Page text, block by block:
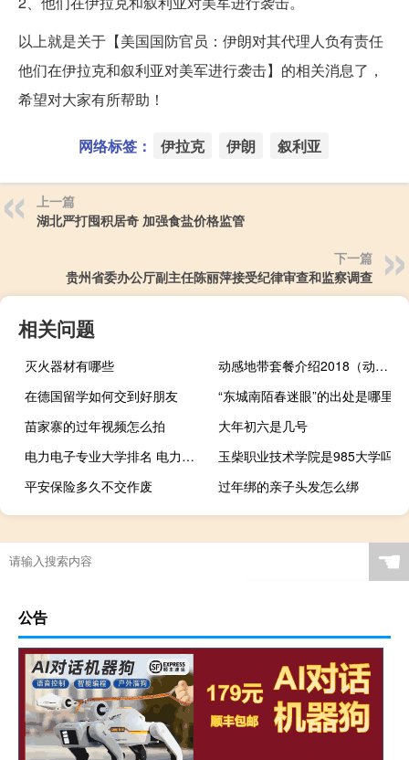
以上就是关于【美国国防官员：伊朗对其代理人负有责任
他们在伊拉克和叙利亚对美军进行袭击】的相关消息了，
希望对大家有所帮助！
网络标签： 伊拉克 伊朗 叙利亚
上一篇
湖北严打囤积居奇 加强食盐价格监管
下一篇
贵州省委办公厅副主任陈丽萍接受纪律审查和监察调查
相关问题
灭火器材有哪些
动感地带套餐介绍2018（动感地带套餐介绍）
在德国留学如何交到好朋友
“东城南陌春迷眼”的出处是哪里
苗家寨的过年视频怎么拍
大年初六是几号
电力电子专业大学排名 电力部直属的六所大学
玉柴职业技术学院是985大学吗
平安保险多久不交作废
过年绑的亲子头发怎么绑
☚
公告